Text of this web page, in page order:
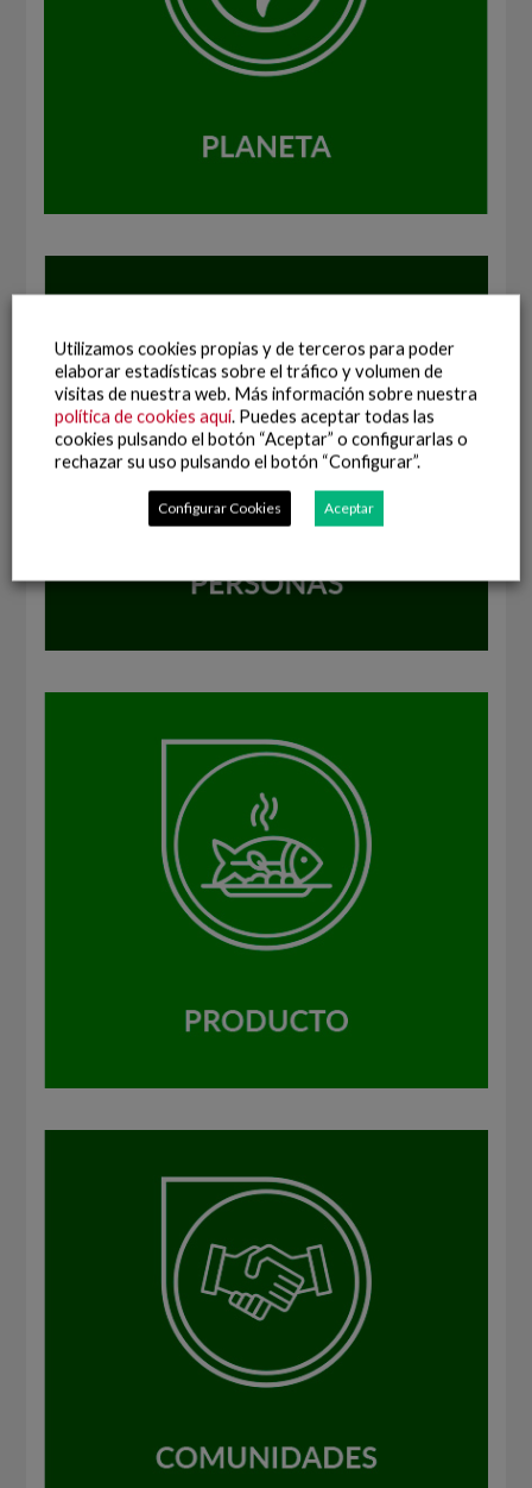
Utilizamos cookies propias y de terceros para poder
elaborar estadísticas sobre el tráfico y volumen de
visitas de nuestra web. Más información sobre nuestra
política de cookies aquí. Puedes aceptar todas las
cookies pulsando el botón “Aceptar” o configurarlas o
rechazar su uso pulsando el botón “Configurar”.
Configurar Cookies Aceptar